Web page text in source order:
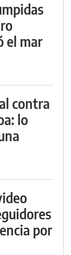
el mar
contra
lo
por